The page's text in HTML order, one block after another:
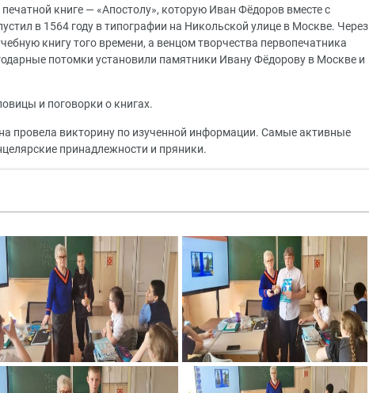
книге — «Апостолу», которую Иван Фёдоров вместе с
в 1564 году в типографии на Никольской улице в Москве. Через
книгу того времени, а венцом творчества первопечатника
потомки установили памятники Ивану Фёдорову в Москве и
и поговорки о книгах.
провела викторину по изученной информации. Самые активные
принадлежности и пряники.